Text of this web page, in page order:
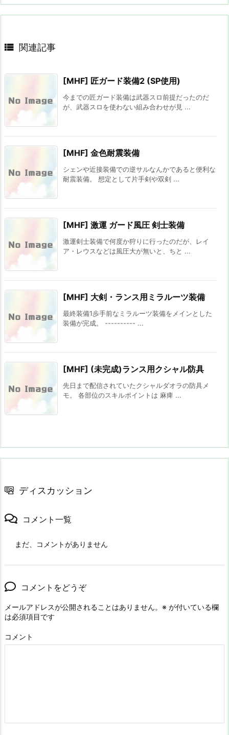
 関連記事
[MHF] 匠ガード装備2 (SP使用)
今までの匠ガード装備は武器スロ前提だったのだ
が、武器スロを使わない組み合わせが見 ...
[MHF] 金色耐震装備
シェンや近接装備での逆サルなんかであると便利な
耐震装備。 想定として片手剣や双剣 ...
[MHF] 激運 ガード風圧 剣士装備
激運剣士装備で何度か狩りに行ったのだが、レイ
ア・レウスなどは風圧大が無いと、ちと ...
[MHF] 大剣・ランス用ミラルーツ装備
最終装備1歩手前なミラルーツ装備をメインとした
装備が完成。 ---------- ...
[MHF] (未完成)ランス用クシャル防具
先日まで配信されていたクシャルダオラの防具メ
モ。 各部位のスキルポイントは 麻痺 ...
ディスカッション
コメント一覧
まだ、コメントがありません
コメントをどうぞ
メールアドレスが公開されることはありません。 ※ が付いている欄
は必須項目です
コメント